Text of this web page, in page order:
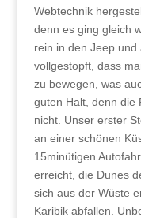
Webtechnik
denn es ging gleich
rein in den Jeep
vollgestopft, dass
zu bewegen, was
guten Halt, denn die
nicht. Unser erster
an einer schönen
15minütigen
erreicht, die Dunes
sich aus der Wüste
Karibik abfallen.